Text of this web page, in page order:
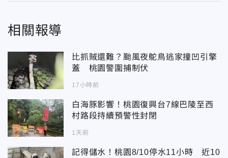
相關報導
比抓賊還難？颱風夜鴕鳥逃家撞凹引擎
蓋 桃園警圍捕制伏
17小時前
白海豚影響！桃園復興台7線巴陵至西
村路段持續預警性封閉
1天前
記得儲水！桃園8/10停水11小時 近10